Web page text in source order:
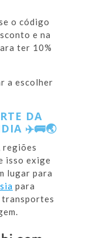
o código
e na
ter 10%
a escolher
DA
✈️🚌🌏
regiões
isso exige
lugar para
para
transportes